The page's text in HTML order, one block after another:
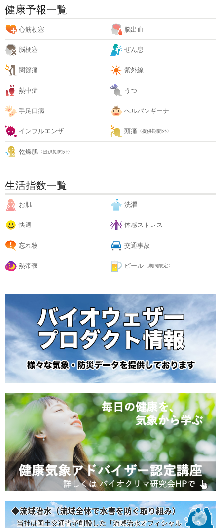
健康予報一覧
心筋梗塞 脳出血
脳梗塞 ぜん息
関節痛 紫外線
熱中症 うつ
手足口病 ヘルパンギーナ
インフルエンザ 頭痛 〈提供期間外〉
乾燥肌 〈提供期間外〉
生活指数一覧
お肌 洗濯
快適 体感ストレス
忘れ物 交通事故
熱帯夜 ビール 〈期間限定〉